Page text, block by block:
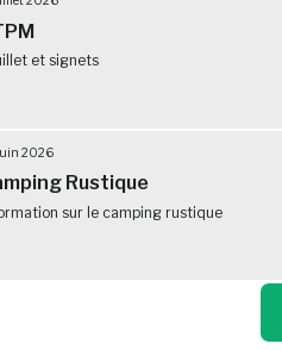
et signets
2026
Rustique
sur le camping rustique